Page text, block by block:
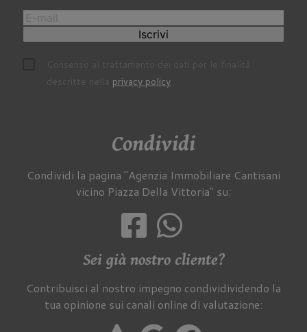
Iscrivi
privacy policy.
Condividi
Condividi la pagina "Agenzia Immobiliare Cantisani
vicino Piazza Della Vittoria" su:
Sei già nostro cliente?
Contribuisci al nostro impegno condividividendo la
tua opinione sui canali online di valutazione: